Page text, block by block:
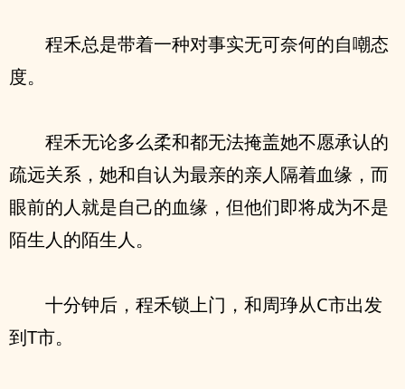
程禾总是带着一种对事实无可奈何的自嘲态
度。
程禾无论多么柔和都无法掩盖她不愿承认的
疏远关系，她和自认为最亲的亲人隔着血缘，而
眼前的人就是自己的血缘，但他们即将成为不是
陌生人的陌生人。
十分钟后，程禾锁上门，和周琤从C市出发
到T市。